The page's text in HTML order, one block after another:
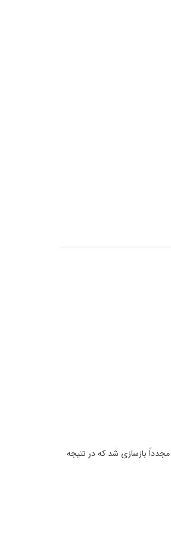
توضیحات: این هتل دارای معماری تاریخی می‌باشد و در مرکز مسکو قرار دارد که به میدان سرخ و کرملین بسیار نزدیک است. این هتل در سال 1903 ساخته شد و در دهه 1990 مجدداً بازسازی شد که در نتیجه